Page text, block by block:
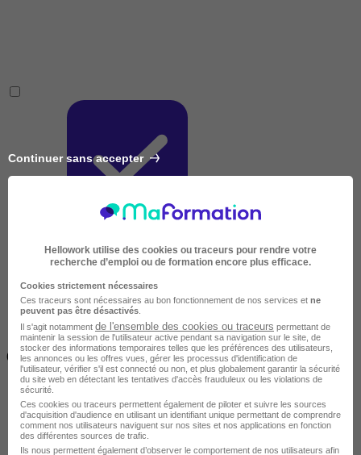
Très courte
Inférieur à 2 jours
(14h)
Continuer sans accepter
Hellowork utilise des cookies ou traceurs pour rendre votre
recherche d’emploi ou de formation encore plus efficace.
Cookies strictement nécessaires
Ces traceurs sont nécessaires au bon fonctionnement de nos services et ne
peuvent pas être désactivés
Il s'agit notamment de l'ensemble des cookies ou traceurs permettant de
maintenir la session de l'utilisateur active pendant sa navigation sur le site, de
stocker des informations temporaires telles que les préférences des utilisateurs,
les annonces ou les offres vues, gérer les processus d'identification de
l'utilisateur, vérifier s'il est connecté ou non, et plus globalement garantir la sécurité
du site web en détectant les tentatives d'accès frauduleux ou les violations de
sécurité.
Ces cookies ou traceurs permettent également de piloter et suivre les sources
d'acquisition d'audience en utilisant un identifiant unique permettant de comprendre
comment nos utilisateurs naviguent sur nos sites et nos applications en fonction
des différentes sources de trafic.
Ils nous permettent également d’observer le comportement de nos utilisateurs afin